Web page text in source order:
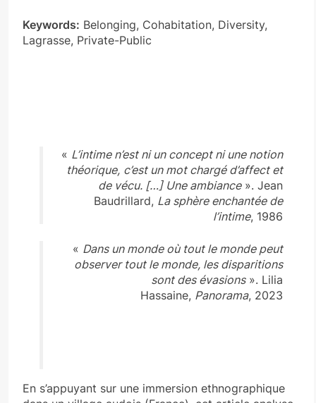
Keywords: Belonging, Cohabitation, Diversity,
Lagrasse, Private-Public
« L’intime n’est ni un concept ni une notion
théorique, c’est un mot chargé d’affect et
de vécu. […] Une ambiance». Jean
Baudrillard, La sphère enchantée de
l’intime, 1986
« Dans un monde où tout le monde peut
observer tout le monde, les disparitions
sont des évasions». Lilia
Hassaine, Panorama, 2023
En s’appuyant sur une immersion ethnographique